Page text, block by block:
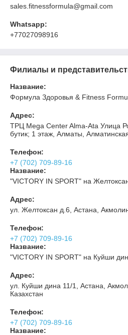
sales.fitnessformula@gmail.com
Whatsapp:
+77027098916
Филиалы и
Название:
Формула Здоровья & Fitness
Адрес:
ТРЦ Mega Center Alma-Ata​ Улица
бутик; 1 этаж, Алматы,
Телефон:
+7 (702) 709-89-16
Название:
"VICTORY IN SPORT" на
Адрес:
ул. Желтоксан д.6, Астана,
Телефон:
+7 (702) 709-89-16
Название:
"VICTORY IN SPORT" на Куйши
Адрес:
ул. Куйши дина 11/1, Астана,
Казахстан
Телефон:
+7 (702) 709-89-16
Название: